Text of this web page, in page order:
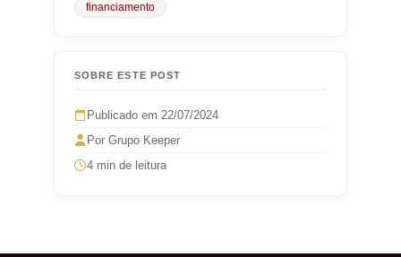
financiamento
SOBRE ESTE POST
Publicado em 22/07/2024
Por Grupo Keeper
4 min de leitura